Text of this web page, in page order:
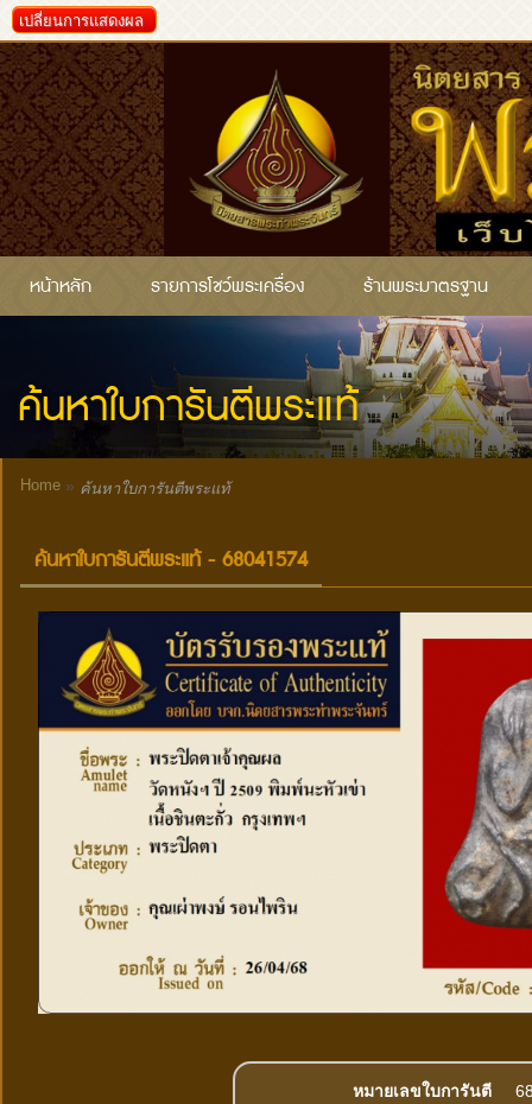
เปลี่ยนการแสดงผล
หน้าหลัก รายการโชว์พระเครื่อง ร้านพระมาตรฐาน
ค้นหาใบการันตีพระแท้
Home » ค้นหาใบการันตีพระแท้
ค้นหาใบการันตีพระแท้ - 68041574
หมายเลขใบการันตี